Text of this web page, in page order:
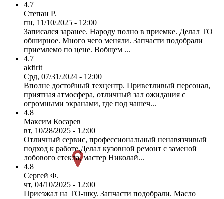
4.7
Степан Р.
пн, 11/10/2025 - 12:00
Записался заранее. Народу полно в приемке. Делал ТО
обширное. Много чего меняли. Запчасти подобрали
приемлемо по цене. Вобщем ...
4.7
akfirit
Срд, 07/31/2024 - 12:00
Вполне достойный техцентр. Приветливый персонал,
приятная атмосфера, отличный зал ожидания с
огромными экранами, где под чашеч...
4.8
Максим Косарев
вт, 10/28/2025 - 12:00
Отличный сервис, профессиональный ненавязчивый
подход к работе.Делал кузовной ремонт с заменой
лобового стекла, мастер Николай...
4.8
Сергей Ф.
чт, 04/10/2025 - 12:00
Приезжал на ТО-шку. Запчасти подобрали. Масло